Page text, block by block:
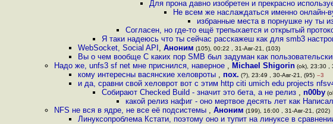
Для прона давно изобретен и прекрасно
Не всем же наслаждаться именно онлайн-
избранные места в порнушке ну ты
Согласен, но где-то ещё трепыхается и открытый
Я таки надеюсь что ты сейчас расскажеш как для smb3
WebSocket, Social API , Аноним (105), 00:22 , 31-Авг-21, (103)
Вы о чем вообще С каких пор SMB был задуман как
Надо же, unfs3 sf net мне приснился, наверное , Michael Shigorin (ok), 23:30 ,
кому интересны васянские хеловроты , пох. (?), 23:49 , 30-Авг-21, (95) –3
и да, сравни свой хеловрот вот с этим http citi umich edu projects
Собирают Checked Build - значит это бета, а не релиз , n00by
какой релиз нафиг - оно мертвое десять лет как
NFS не вся в ядре, не все её подсистемы , Аноним (199), 16:00 , 31-Авг-21, (202)
Линуксопроблема Кстати, поэтому оно и тупит на линуксе в